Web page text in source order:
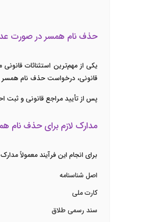
حذف نام همسر در صورت
یکی از مهم‌ترین استثنائات
قانونی، درخواست حذف نام همسر
پس از تأیید مراجع قانونی و
مدارک لازم برای حذف نام
برای انجام این فرآیند معمولاً
اصل شناسنامه
کارت ملی
سند رسمی طلاق